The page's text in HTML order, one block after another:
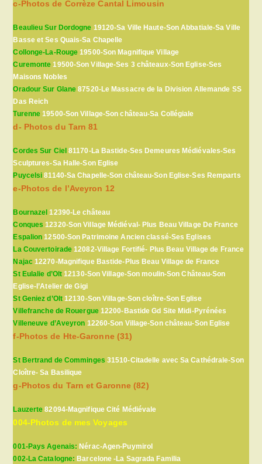
c-Photos de Corrèze Cantal Limousin
Beaulieu Sur Dordogne 19120-Sa Ville Haute-Son Abbatiale-Sa Ville
Basse et Ses Quais-Sa Chapelle
Collonge-La-Rouge 19500-Son Magnifique Village
Curemonte 19500-Son Village-Ses 3 châteaux-Son Eglise-Ses
Maisons Nobles
Oradour Sur Glane 87520-Le Massacre de la Division Allemande SS
Das Reich
Turenne 19500-Son Village-Son château-Sa Collégiale
d- Photos du Tarn 81
Cordes Sur Ciel 81170-La Bastide-Ses Demeures Médiévales-Ses
Sculptures-Sa Halle-Son Eglise
Puycelsi 81140-Sa Chapelle-Son château-Son Eglise-Ses Remparts
e-Photos de l’Aveyron 12
Bournazel 12390-Le château
Conques 12320-Son Village Médiéval- Plus Beau Village De France
Espalion 12500-Son Patrimoine Ancien classé-Ses Eglises
La Couvertoirade 12082-Village Fortifié- Plus Beau Village de France
Najac12270-Magnifique Bastide-Plus Beau Village de France
St Eulalie d’Olt 12130-Son Village-Son moulin-Son Château-Son
Eglise-l’Atelier de Gigi
St Geniez d’Olt12130-Son Village-Son cloître-Son Eglise
Villefranche de Rouergue12200-Bastide Gd Site Midi-Pyrénées
Villeneuve d’Aveyron 12260-Son Village-Son château-Son Eglise
f-Photos de Hte-Garonne (31)
St Bertrand de Comminges 31510-Citadelle avec Sa Cathédrale-Son
Cloître- Sa Basilique
g-Photos du Tarn et Garonne (82)
Lauzerte 82094-Magnifique Cité Médiévale
004-Photos de mes Voyages
001-Pays Agenais: Nérac-Agen-Puymirol
002-La Catalogne: Barcelone -La Sagrada Familia